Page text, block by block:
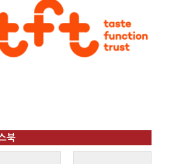
북